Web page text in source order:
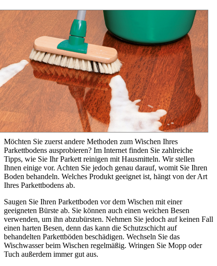
Möchten Sie zuerst andere Methoden zum Wischen Ihres
Parkettbodens ausprobieren? Im Internet finden Sie zahlreiche
Tipps, wie Sie Ihr Parkett reinigen mit Hausmitteln. Wir stellen
Ihnen einige vor. Achten Sie jedoch genau darauf, womit Sie Ihren
Boden behandeln. Welches Produkt geeignet ist, hängt von der Art
Ihres Parkettbodens ab.
Saugen Sie Ihren Parkettboden vor dem Wischen mit einer
geeigneten Bürste ab. Sie können auch einen weichen Besen
verwenden, um ihn abzubürsten. Nehmen Sie jedoch auf keinen Fall
einen harten Besen, denn das kann die Schutzschicht auf
behandelten Parkettböden beschädigen. Wechseln Sie das
Wischwasser beim Wischen regelmäßig. Wringen Sie Mopp oder
Tuch außerdem immer gut aus.